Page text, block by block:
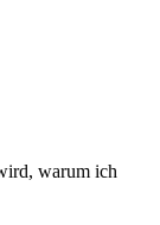
warum ich